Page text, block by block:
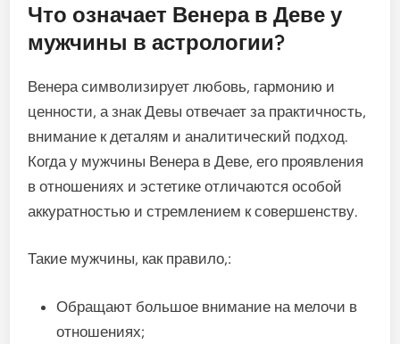
Что означает Венера в Деве у
мужчины в астрологии?
Венера символизирует любовь, гармонию и
ценности, а знак Девы отвечает за практичность,
внимание к деталям и аналитический подход.
Когда у мужчины Венера в Деве, его проявления
в отношениях и эстетике отличаются особой
аккуратностью и стремлением к совершенству.
Такие мужчины, как правило,:
Обращают большое внимание на мелочи в
отношениях;